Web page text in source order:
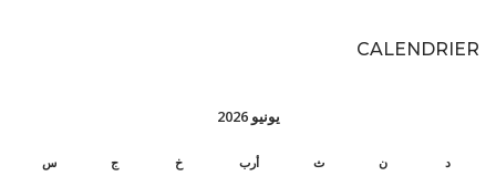
CALENDRIER
يونيو 2026
د ن ث أرب خ ج
س